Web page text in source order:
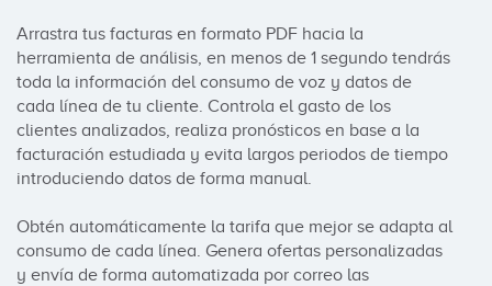
Arrastra tus facturas en formato PDF hacia la
herramienta de análisis, en menos de 1 segundo tendrás
toda la información del consumo de voz y datos de
cada línea de tu cliente. Controla el gasto de los
clientes analizados, realiza pronósticos en base a la
facturación estudiada y evita largos periodos de tiempo
introduciendo datos de forma manual.
Obtén automáticamente la tarifa que mejor se adapta al
consumo de cada línea. Genera ofertas personalizadas
y envía de forma automatizada por correo las